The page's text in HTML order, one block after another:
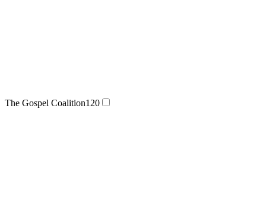
The Gospel Coalition120